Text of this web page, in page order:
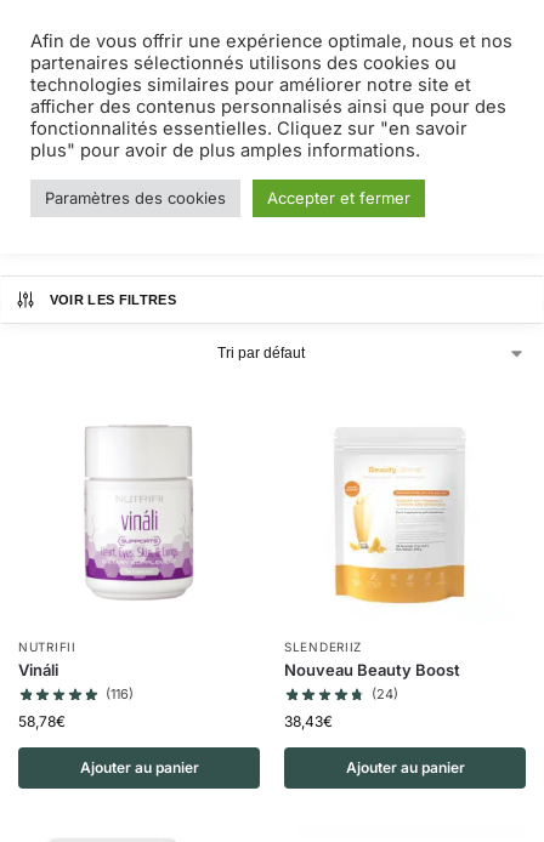
MENU 0
peau
Accueil Produits identifiés “peau”
VOIR LES FILTRES
NUTRIFII
Vináli
(116)
58,78€
Ajouter au panier
SLENDERIIZ
Nouveau Beauty Boost
(24)
38,43€
Ajouter au panier
Afin de vous offrir une expérience optimale, nous et nos
partenaires sélectionnés utilisons des cookies ou
technologies similaires pour améliorer notre site et
afficher des contenus personnalisés ainsi que pour des
fonctionnalités essentielles. Cliquez sur "en savoir
plus" pour avoir de plus amples informations.
Paramètres des cookies Accepter et fermer